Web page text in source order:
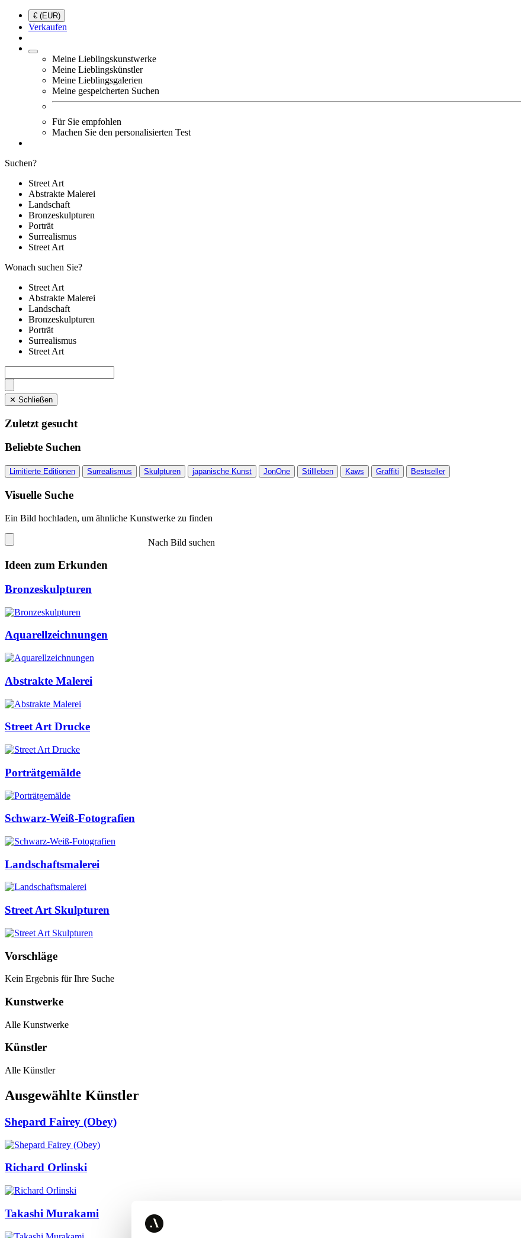
€ (EUR)
Verkaufen
Meine Lieblingskunstwerke
Meine Lieblingskünstler
Meine Lieblingsgalerien
Meine gespeicherten Suchen
Für Sie empfohlen
Machen Sie den personalisierten Test
Suchen?
Street Art
Abstrakte Malerei
Landschaft
Bronzeskulpturen
Porträt
Surrealismus
Street Art
Wonach suchen Sie?
Street Art
Abstrakte Malerei
Landschaft
Bronzeskulpturen
Porträt
Surrealismus
Street Art
✕ Schließen
Zuletzt gesucht
Beliebte Suchen
Limitierte Editionen Surrealismus Skulpturen japanische Kunst JonOne Stillleben Kaws Graffiti Bestseller
Visuelle Suche
Ein Bild hochladen, um ähnliche Kunstwerke zu finden
Nach Bild suchen
Ideen zum Erkunden
Bronzeskulpturen
Aquarellzeichnungen
Abstrakte Malerei
Street Art Drucke
Porträtgemälde
Schwarz-Weiß-Fotografien
Landschaftsmalerei
Street Art Skulpturen
Vorschläge
Kein Ergebnis für Ihre Suche
Kunstwerke
Alle Kunstwerke
Künstler
Alle Künstler
Ausgewählte Künstler
Shepard Fairey (Obey)
Richard Orlinski
Takashi Murakami